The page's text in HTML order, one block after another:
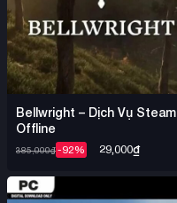
Bellwright – Dịch Vụ Steam
Offline
385,000₫-92% 29,000₫